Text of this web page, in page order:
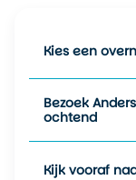
graden. Je kunt
verkoeling
water of in
stadsparken.
September en
brengen mild
Kies een
Bezoek
ochtend
Kijk vooraf